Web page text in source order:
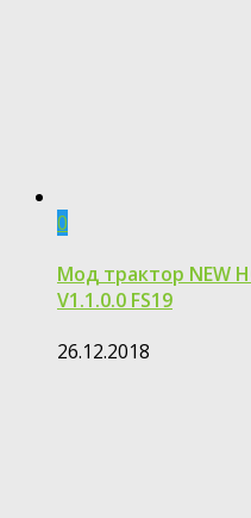
0
Мод трактор NEW
V1.1.0.0 FS19
26.12.2018